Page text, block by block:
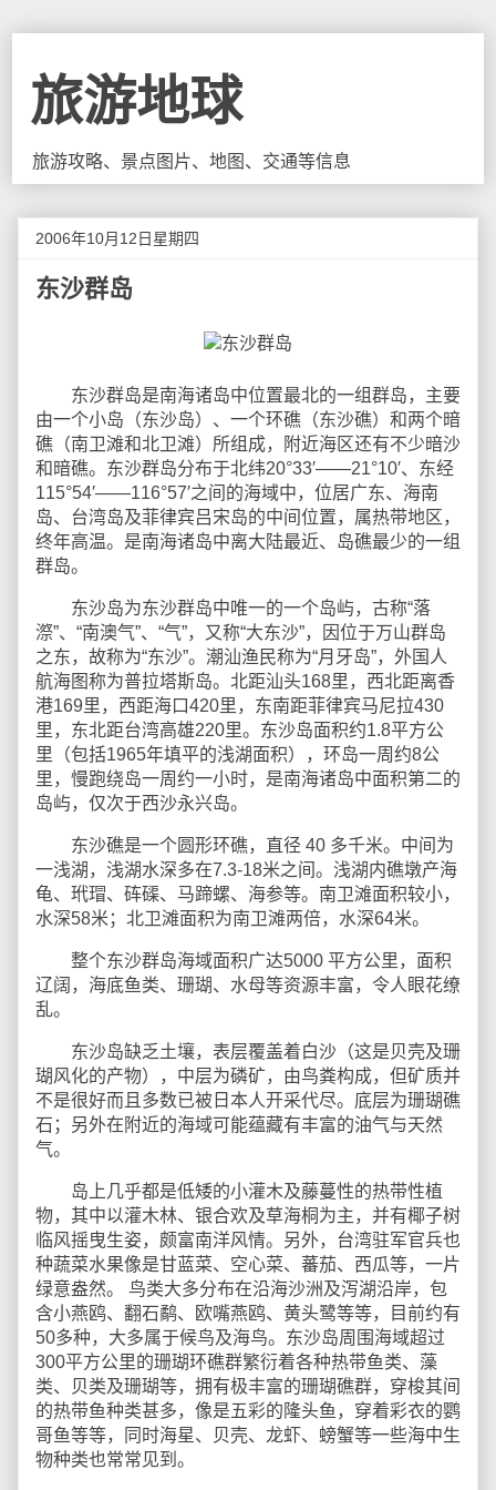
旅游地球
旅游攻略、景点图片、地图、交通等信息
2006年10月12日星期四
东沙群岛
东沙群岛是南海诸岛中位置最北的一组群岛，主要
由一个小岛（东沙岛）、一个环礁（东沙礁）和两个暗
礁（南卫滩和北卫滩）所组成，附近海区还有不少暗沙
和暗礁。东沙群岛分布于北纬20°33′——21°10′、东经
115°54′——116°57′之间的海域中，位居广东、海南
岛、台湾岛及菲律宾吕宋岛的中间位置，属热带地区，
终年高温。是南海诸岛中离大陆最近、岛礁最少的一组
群岛。
东沙岛为东沙群岛中唯一的一个岛屿，古称“落
漈”、“南澳气”、“气”，又称“大东沙”，因位于万山群岛
之东，故称为“东沙”。潮汕渔民称为“月牙岛”，外国人
航海图称为普拉塔斯岛。北距汕头168里，西北距离香
港169里，西距海口420里，东南距菲律宾马尼拉430
里，东北距台湾高雄220里。东沙岛面积约1.8平方公
里（包括1965年填平的浅湖面积），环岛一周约8公
里，慢跑绕岛一周约一小时，是南海诸岛中面积第二的
岛屿，仅次于西沙永兴岛。
东沙礁是一个圆形环礁，直径 40 多千米。中间为
一浅湖，浅湖水深多在7.3-18米之间。浅湖内礁墩产海
龟、玳瑁、砗磲、马蹄螺、海参等。南卫滩面积较小，
水深58米；北卫滩面积为南卫滩两倍，水深64米。
整个东沙群岛海域面积广达5000 平方公里，面积
辽阔，海底鱼类、珊瑚、水母等资源丰富，令人眼花缭
乱。
东沙岛缺乏土壤，表层覆盖着白沙（这是贝壳及珊
瑚风化的产物），中层为磷矿，由鸟粪构成，但矿质并
不是很好而且多数已被日本人开采代尽。底层为珊瑚礁
石；另外在附近的海域可能蕴藏有丰富的油气与天然
气。
岛上几乎都是低矮的小灌木及藤蔓性的热带性植
物，其中以灌木林、银合欢及草海桐为主，并有椰子树
临风摇曳生姿，颇富南洋风情。另外，台湾驻军官兵也
种蔬菜水果像是甘蓝菜、空心菜、蕃茄、西瓜等，一片
绿意盎然。 鸟类大多分布在沿海沙洲及泻湖沿岸，包
含小燕鸥、翻石鹬、欧嘴燕鸥、黄头鹭等等，目前约有
50多种，大多属于候鸟及海鸟。东沙岛周围海域超过
300平方公里的珊瑚环礁群繁衍着各种热带鱼类、藻
类、贝类及珊瑚等，拥有极丰富的珊瑚礁群，穿梭其间
的热带鱼种类甚多，像是五彩的隆头鱼，穿着彩衣的鹦
哥鱼等等，同时海星、贝壳、龙虾、螃蟹等一些海中生
物种类也常常见到。